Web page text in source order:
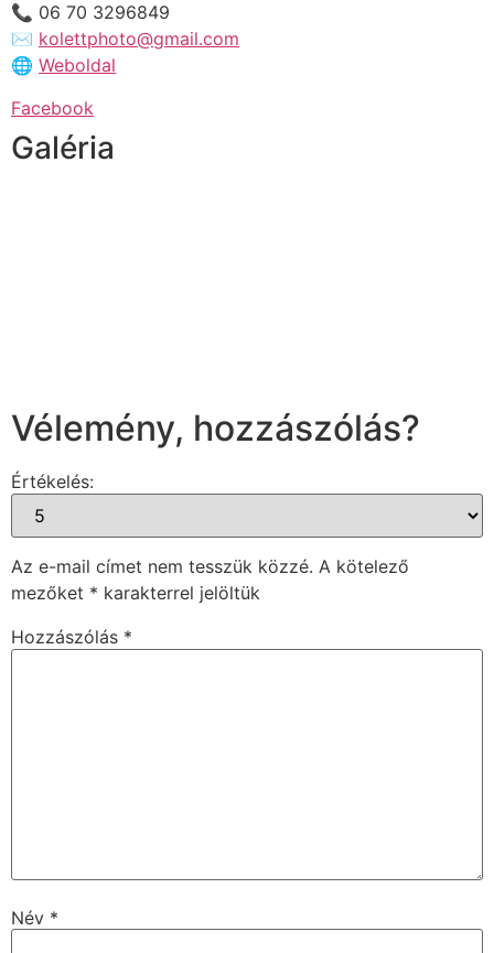
📞 06 70 3296849
✉️ kolettphoto@gmail.com
🌐 Weboldal
Facebook
Galéria
Vélemény, hozzászólás?
Értékelés:
Az e-mail címet nem tesszük közzé. A kötelező
mezőket * karakterrel jelöltük
Hozzászólás *
Név *